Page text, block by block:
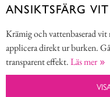
ANSIKTSFÄRG
Krämig och vattenbaserad
applicera direkt ur burken.
transparent effekt.Läs mer